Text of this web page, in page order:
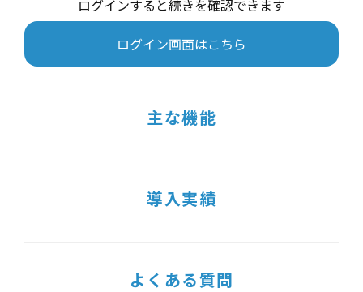
ログインすると続きを確認できます
ログイン画面はこちら
主な機能
導入実績
よくある質問